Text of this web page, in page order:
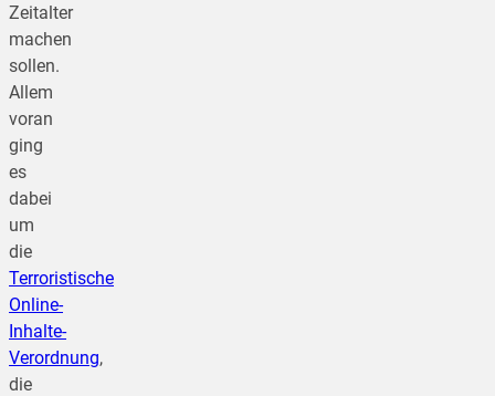
Zeitalter
machen
sollen.
Allem
voran
ging
es
dabei
um
die
Terroristische
Online-
Inhalte-
Verordnung,
die